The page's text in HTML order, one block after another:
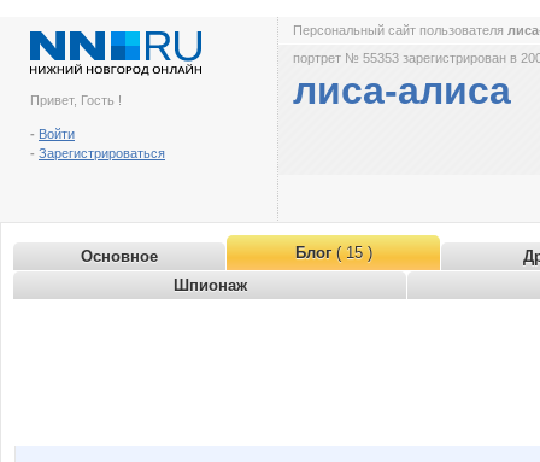
Привет, Гость !
- Войти
- Зарегистрироваться
Персональный сайт пользователя
портрет № 55353 зарегистрирован в
лиса-алиса
Основное Блог( 15 )
Шпионаж